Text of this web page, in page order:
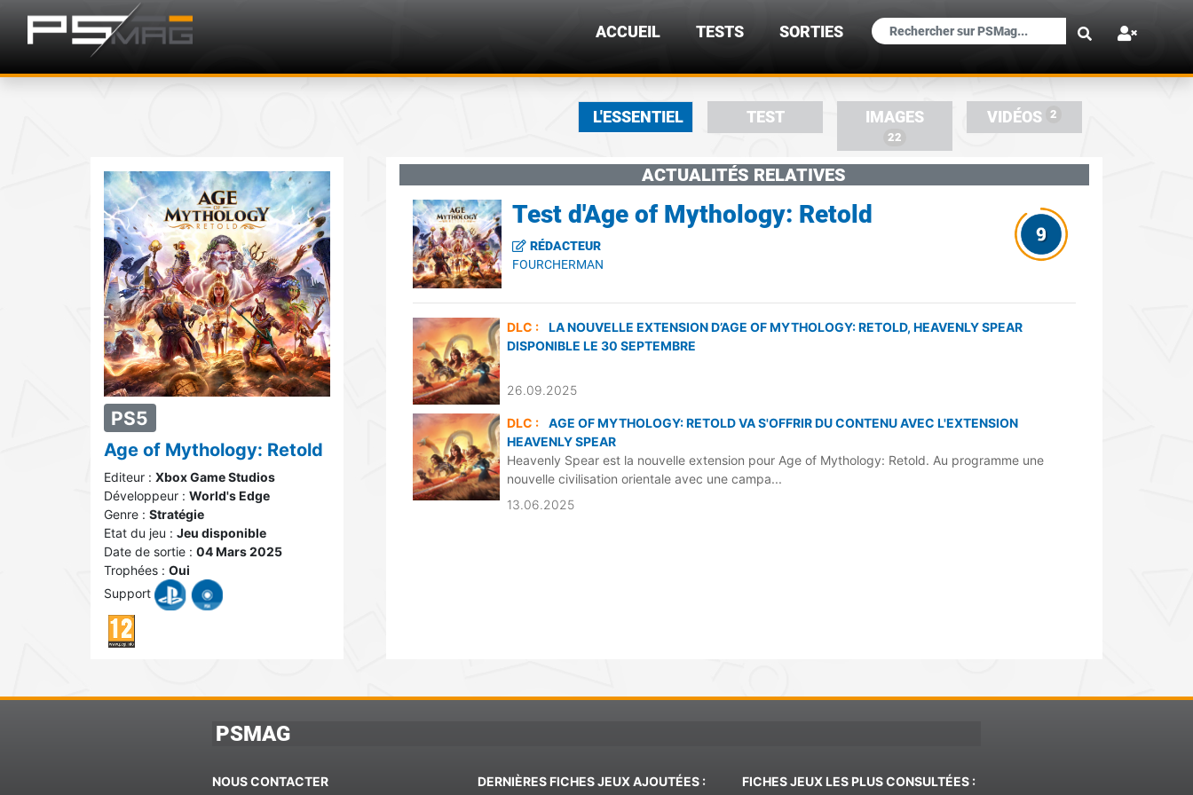
×
ACCUEIL TESTS SORTIES
L'ESSENTIEL TEST IMAGES
22
VIDÉOS 2
PS5
Age of Mythology: Retold
Editeur : Xbox Game Studios
Développeur : World's Edge
Genre : Stratégie
Etat du jeu : Jeu disponible
Date de sortie : 04 Mars 2025
Trophées : Oui
Support
ACTUALITÉS RELATIVES
Test d'Age of Mythology: Retold
RÉDACTEUR
FOURCHERMAN
DLC :
LA NOUVELLE EXTENSION D’AGE OF MYTHOLOGY: RETOLD, HEAVENLY SPEAR
DISPONIBLE LE 30 SEPTEMBRE
26.09.2025
DLC :
AGE OF MYTHOLOGY: RETOLD VA S'OFFRIR DU CONTENU AVEC L'EXTENSION
HEAVENLY SPEAR
Heavenly Spear est la nouvelle extension pour Age of Mythology: Retold. Au programme une
nouvelle civilisation orientale avec une campa...
13.06.2025
PSMAG
NOUS CONTACTER DERNIÈRES FICHES JEUX AJOUTÉES : FICHES JEUX LES PLUS CONSULTÉES :